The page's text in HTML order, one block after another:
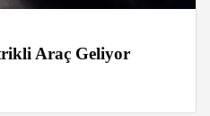
Araç Geliyor